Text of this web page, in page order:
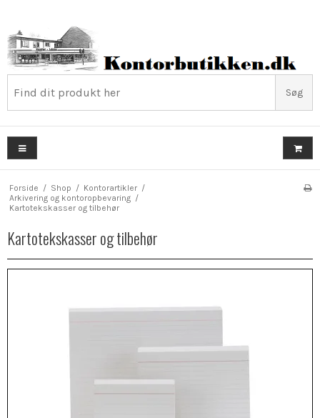
Søg
Forside / Shop / Kontorartikler /
Arkivering og kontoropbevaring /
Kartotekskasser og tilbehør
Kartotekskasser og tilbehør